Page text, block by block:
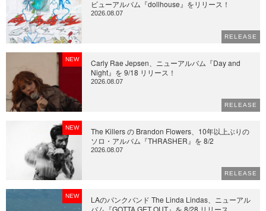
ビューアルバム『dollhouse』をリリース！
2026.08.07
RELEASE
NEW
Carly Rae Jepsen、ニューアルバム『Day and
Night』を 9/18 リリース！
2026.08.07
RELEASE
NEW
The Killers の Brandon Flowers、10年以上ぶりの
ソロ・アルバム『THRASHER』を 8/2
2026.08.07
RELEASE
NEW
LAのパンクバンド The Linda Lindas、ニューアル
バム『GOTTA GET OUT』を 8/28 リリース